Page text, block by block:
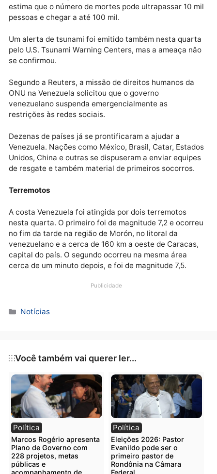
sobreviventes. Segundo ela, o estado mais afetado
país foi La Guaira, com “dezenas de edifícios
presidente.
O Serviço Geológico dos Estados Unidos (USGS)
estima que o número de mortes pode ultrapassar 10
pessoas e chegar a até 100 mil.
Um alerta de tsunami foi emitido também nesta
se confirmou.
Segundo a Reuters, a missão de direitos humanos da
ONU na Venezuela solicitou que o governo
venezuelano suspenda emergencialmente as
Dezenas de países já se prontificaram a ajudar a
Venezuela. Nações como México, Brasil, Catar,
Unidos, China e outras se dispuseram a enviar
de resgate e também material de primeiros socorros.
A costa Venezuela foi atingida por dois terremotos
nesta quarta. O primeiro foi de magnitude 7,2 e
capital do país. O segundo ocorreu na mesma área
cerca de um minuto depois, e foi de magnitude 7,5.
Publicidade
Categorias
Notícias
Você também vai querer ler...